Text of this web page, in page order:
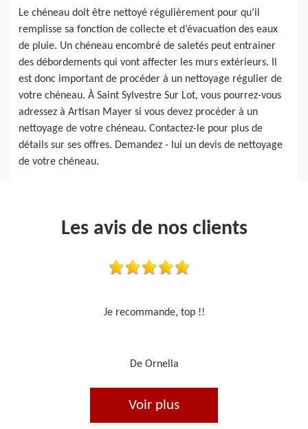
Le chéneau doit être nettoyé régulièrement pour qu’il
remplisse sa fonction de collecte et d’évacuation des eaux
de pluie. Un chéneau encombré de saletés peut entrainer
des débordements qui vont affecter les murs extérieurs. Il
est donc important de procéder à un nettoyage régulier de
votre chéneau. À Saint Sylvestre Sur Lot, vous pourrez-vous
adressez à Artisan Mayer si vous devez procéder à un
nettoyage de votre chéneau. Contactez-le pour plus de
détails sur ses offres. Demandez - lui un devis de nettoyage
de votre chéneau.
Les avis de nos clients
Travail sérieux
De Je cours je peins
Voir plus